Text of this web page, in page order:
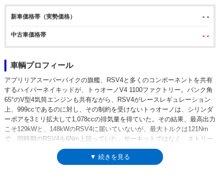
新車価格帯（実勢価格） - -
中古車価格帯 - -
車輌プロフィール
アプリリアスーパーバイクの旗艦、RSV4と多くのコンポーネントを共有
するハイパーネイキッドが、トゥオーノV4 1100ファクトリー。バンク角
65°のV型4気筒エンジンも共有ながら、RSV4がレースレギュレーション
上、999ccであるのに対し、その制約を受けないトゥオーノは、シリンダ
ーボアを3ミリ拡大して1,078ccの排気量を得ていた。その結果、最高出力
こそ129kWと、148kWのRSV4に届いていないが、最大トルクは121Nm
で、同時期のRSV4を6Nm上回っていた。サーキットではなく、ストリー
トライドでの刺激的な走りを求めたトゥオーノには、より効果的な設定だ
と言えた。アプリリア・パフォーマンス・ライド・コントロール
▼ 続きを見る